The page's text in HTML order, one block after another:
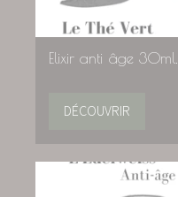
Elixir anti âge 30ml.
DÉCOUVRIR